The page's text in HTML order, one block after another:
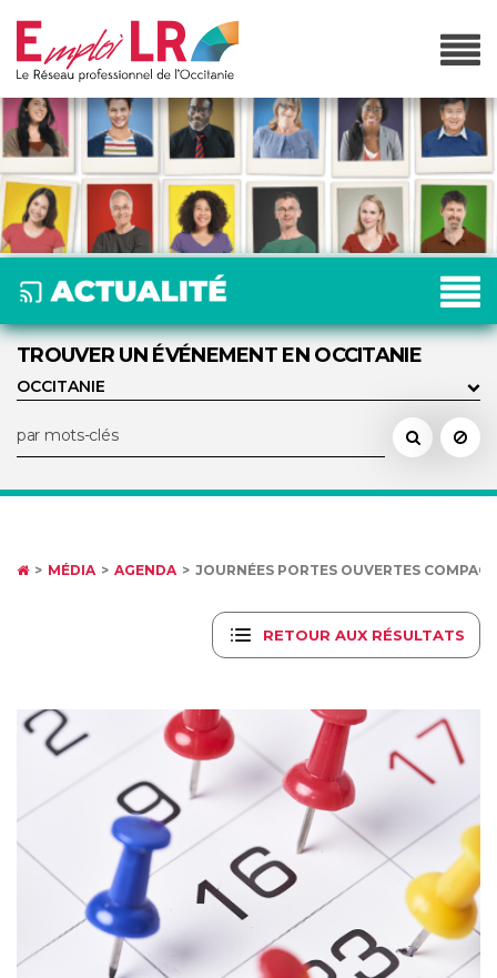
TROUVER UN ÉVÉNEMENT EN OCCITANIE
MÉDIA AGENDA JOURNÉES PORTES OUVERTES
RETOUR AUX RÉSULTATS